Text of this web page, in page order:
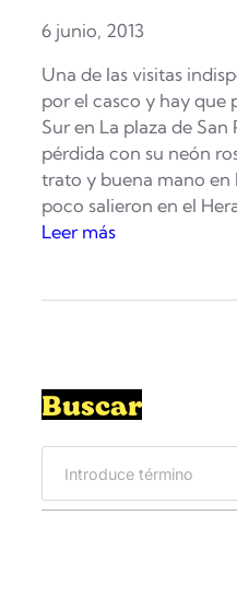
6 junio, 2013
Una de las visitas
por el casco y hay que
Sur en La plaza de
pérdida con su neón
trato y buena mano en
poco salieron en el
Leer más:
i
l
l
i
Buscar
a